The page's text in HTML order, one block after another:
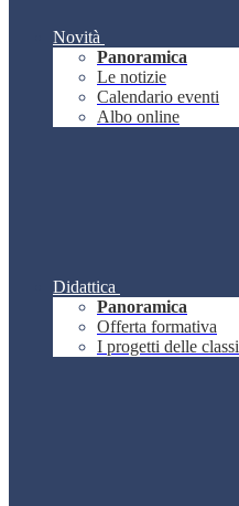
Novità
Panoramica
Le notizie
Calendario eventi
Albo online
Didattica
Panoramica
Offerta formativa
I progetti delle classi